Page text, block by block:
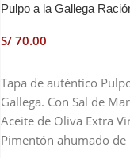
Pulpo a la Gallega
S/
Tapa de auténtico
Gallega. Con Sal de
Aceite de Oliva Extra
Pimentón ahumado de